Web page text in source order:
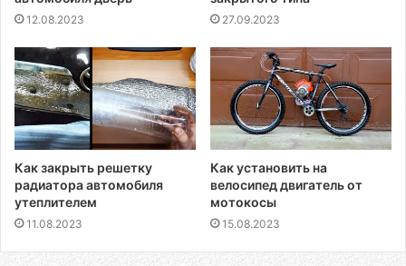
12.08.2023 27.09.2023
Как закрыть решетку
радиатора автомобиля
утеплителем
11.08.2023
Как установить на
велосипед двигатель от
мотокосы
15.08.2023